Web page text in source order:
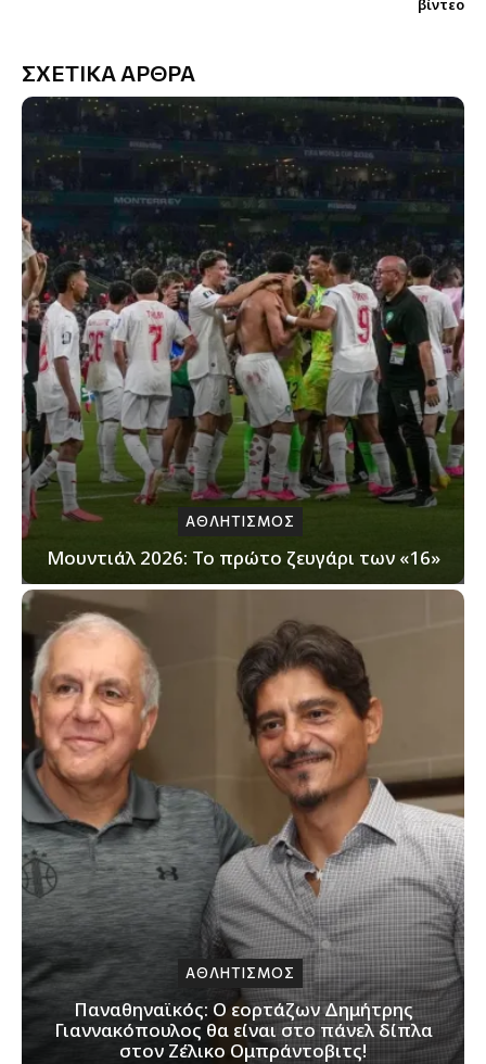
βίντεο
ΣΧΕΤΙΚΑ ΑΡΘΡΑ
ΑΘΛΗΤΙΣΜΟΣ
Μουντιάλ 2026: Το πρώτο ζευγάρι των «16»
ΑΘΛΗΤΙΣΜΟΣ
Παναθηναϊκός: Ο εορτάζων Δημήτρης
Γιαννακόπουλος θα είναι στο πάνελ δίπλα
στον Ζέλικο Ομπράντοβιτς!